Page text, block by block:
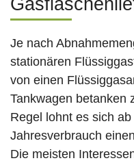
Je nach
stationären
von einen
Tankwagen betanken
Regel lohnt es sich
Jahresverbrauch
Die meisten